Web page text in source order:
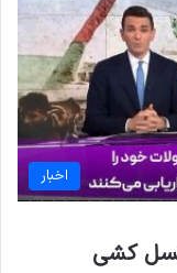
اخبار
نسل کشی